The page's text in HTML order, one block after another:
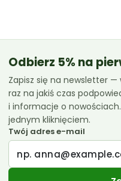
Odbierz 5% na
Zapisz się na newsletter
raz na jakiś czas
i informacje o
jednym kliknięciem.
Twój adres e-mail